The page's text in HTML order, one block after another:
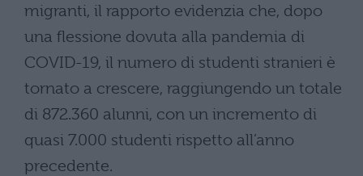
migranti, il rapporto evidenzia che, dopo
una flessione dovuta alla pandemia di
COVID-19, il numero di studenti stranieri è
tornato a crescere, raggiungendo un totale
di 872.360 alunni, con un incremento di
quasi 7.000 studenti rispetto all’anno
precedente.